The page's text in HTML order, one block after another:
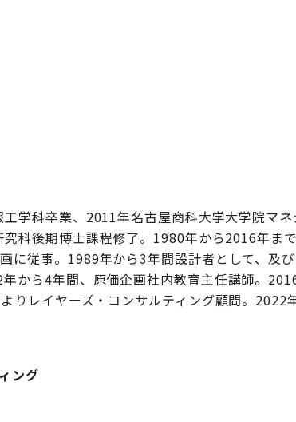
学科卒業、2011年名古屋商科大学大学院マ
科後期博士課程修了。1980年から2016年ま
に従事。1989年から3年間設計者として、及
から4年間、原価企画社内教育主任講師。
りレイヤーズ・コンサルティング顧問。2022
ング